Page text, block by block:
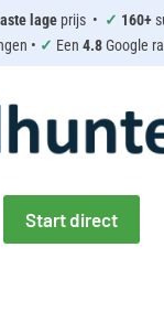
lage prijs • ✓ 160+
• ✓ Een 4.8Google
Start direct